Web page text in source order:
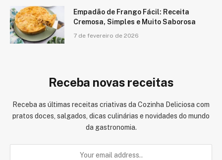
Empadão de Frango Fácil: Receita
Cremosa, Simples e Muito Saborosa
7 de fevereiro de 2026
Receba novas receitas
Receba as últimas receitas criativas da Cozinha Deliciosa com
pratos doces, salgados, dicas culinárias e novidades do mundo
da gastronomia.